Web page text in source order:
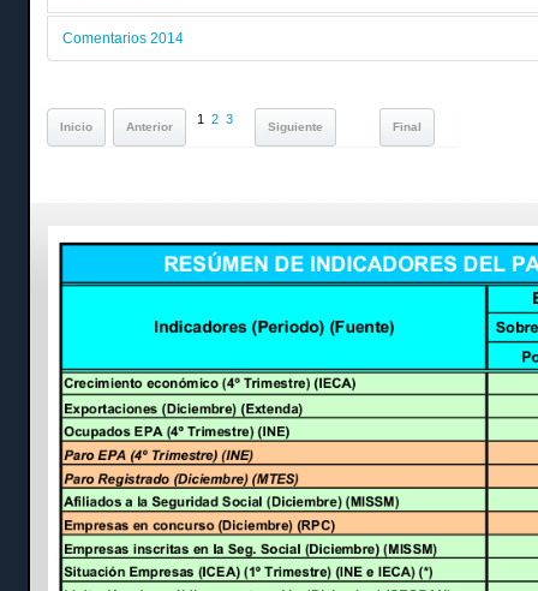
Comentarios 2014
Inicio Anterior
1 2 3
Siguiente Final